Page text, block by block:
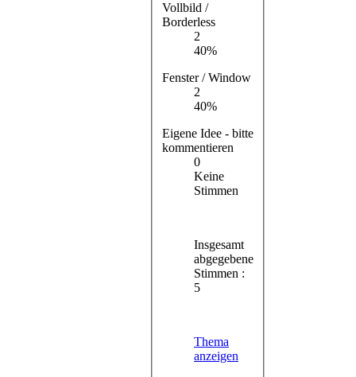
Vollbild /
Borderless
2
40%
Fenster / Window
2
40%
Eigene Idee - bitte
kommentieren
0
Keine
Stimmen
Insgesamt
abgegebene
Stimmen :
5
Thema
anzeigen